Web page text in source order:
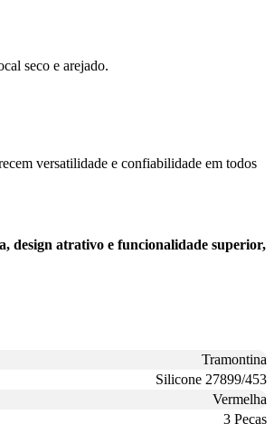
seco e arejado.
versatilidade e confiabilidade em todos
design atrativo e funcionalidade superior,
Tramontina
Silicone 27899/453
Vermelha
3 Peças